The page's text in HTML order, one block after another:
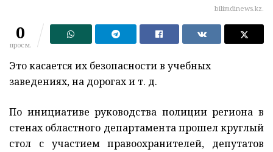
bilimdinews.kz.
0
просм.
Это касается их безопасности в учебных
заведениях, на дорогах и т. д.
По инициативе руководства полиции региона в
стенах областного департамента прошел круглый
стол с участием правоохранителей, депутатов